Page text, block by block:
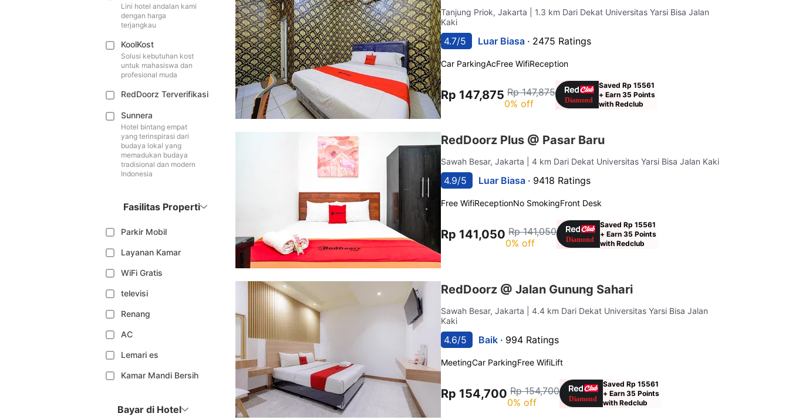
Lini hotel andalan kami
dengan harga
terjangkau
KoolKost
Solusi kebutuhan kost
untuk mahasiswa dan
profesional muda
RedDoorz Terverifikasi
Sunnera
Hotel bintang empat
yang terinspirasi dari
budaya lokal yang
memadukan budaya
tradisional dan modern
Indonesia
Fasilitas Properti
Parkir Mobil
Layanan Kamar
WiFi Gratis
televisi
Renang
AC
Lemari es
Kamar Mandi Bersih
Bayar di Hotel
Tanjung Priok, Jakarta
| 1.3 km Dari Dekat Universitas Yarsi Bisa Jalan
Kaki
4.7/5 Luar Biasa · 2475 Ratings
Car ParkingAcFree WifiReception
Rp 147,875 Rp 147,875
0% off
Saved Rp 15561
+ Earn 35 Points
with Redclub
RedDoorz Plus @ Pasar Baru
Sawah Besar, Jakarta | 4 km Dari Dekat Universitas Yarsi Bisa Jalan Kaki
4.9/5 Luar Biasa · 9418 Ratings
Free WifiReceptionNo SmokingFront Desk
Rp 141,050 Rp 141,050
0% off
Saved Rp 15561
+ Earn 35 Points
with Redclub
RedDoorz @ Jalan Gunung Sahari
Sawah Besar, Jakarta
| 4.4 km Dari Dekat Universitas Yarsi Bisa Jalan
Kaki
4.6/5 Baik · 994 Ratings
MeetingCar ParkingFree WifiLift
Rp 154,700 Rp 154,700
0% off
Saved Rp 15561
+ Earn 35 Points
with Redclub